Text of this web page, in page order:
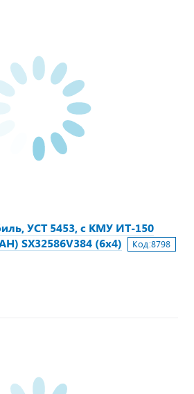
УСТ 5453, с КМУ ИТ-150
SX32586V384 (6х4)
Код:8798